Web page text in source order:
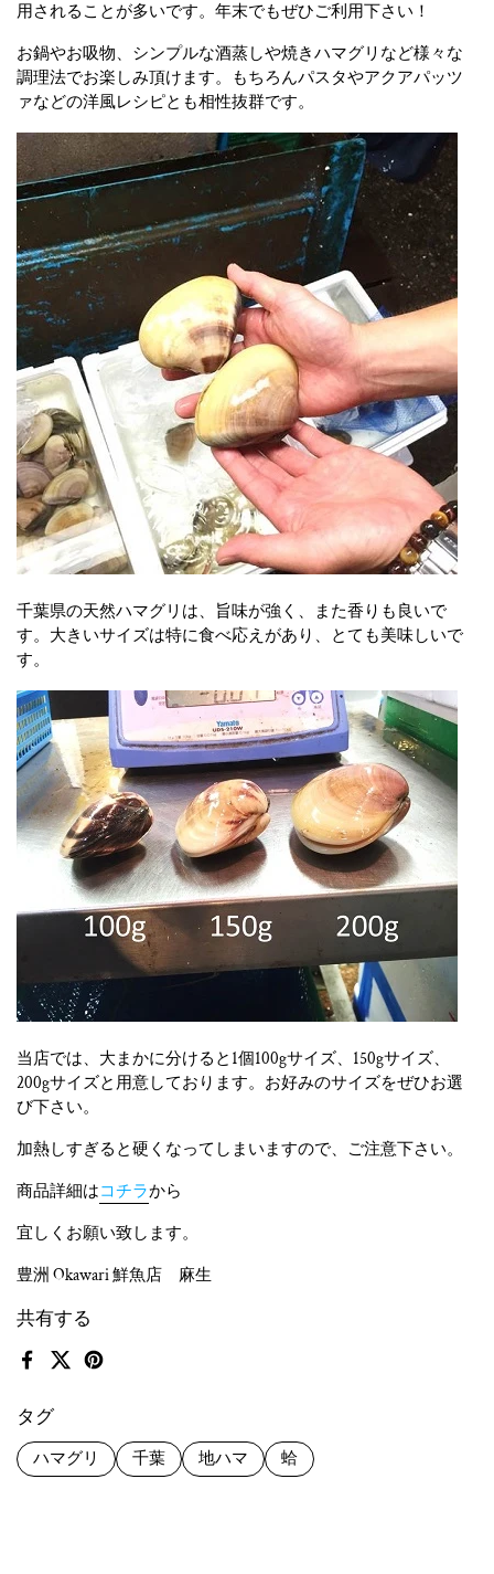
共有する
FacebookX (Twitter)
Pinterest
タグ
ハマグリ 千葉 地ハマ 蛤
用されることが多いです。年末でもぜひご利用下さい！
お鍋やお吸物、シンプルな酒蒸しや焼きハマグリなど様々な
調理法でお楽しみ頂けます。もちろんパスタやアクアパッツ
ァなどの洋風レシピとも相性抜群です。
千葉県の天然ハマグリは、旨味が強く、また香りも良いで
す。大きいサイズは特に食べ応えがあり、とても美味しいで
す。
当店では、大まかに分けると1個100gサイズ、150gサイズ、
200gサイズと用意しております。お好みのサイズをぜひお選
び下さい。
加熱しすぎると硬くなってしまいますので、ご注意下さい。
商品詳細はコチラから
宜しくお願い致します。
豊洲 Okawari 鮮魚店 麻生